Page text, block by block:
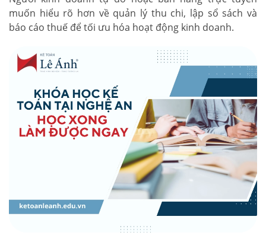
muốn hiểu rõ hơn về quản lý thu chi, lập sổ sách và
báo cáo thuế để tối ưu hóa hoạt động kinh doanh.